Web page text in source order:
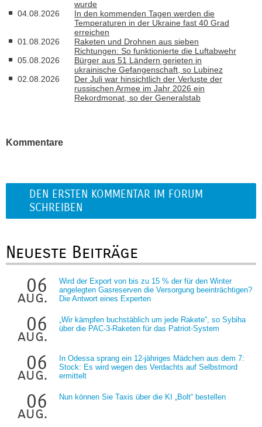
wurde
04.08.2026
In den kommenden Tagen werden die
Temperaturen in der Ukraine fast 40 Grad
erreichen
01.08.2026
Raketen und Drohnen aus sieben
Richtungen: So funktionierte die Luftabwehr
05.08.2026
Bürger aus 51 Ländern gerieten in
ukrainische Gefangenschaft, so Lubinez
02.08.2026
Der Juli war hinsichtlich der Verluste der
russischen Armee im Jahr 2026 ein
Rekordmonat, so der Generalstab
Kommentare
DEN ERSTEN KOMMENTAR IM FORUM
SCHREIBEN
Neueste Beiträge
06
aug.
Wird der Export von bis zu 15 % der für den Winter
angelegten Gasreserven die Versorgung beeinträchtigen?
Die Antwort eines Experten
06
aug.
„Wir kämpfen buchstäblich um jede Rakete“, so Sybiha
über die PAC-3-Raketen für das Patriot-System
06
aug.
In Odessa sprang ein 12-jähriges Mädchen aus dem 7:
Stock: Es wird wegen des Verdachts auf Selbstmord
ermittelt
06
aug.
Nun können Sie Taxis über die KI „Bolt“ bestellen